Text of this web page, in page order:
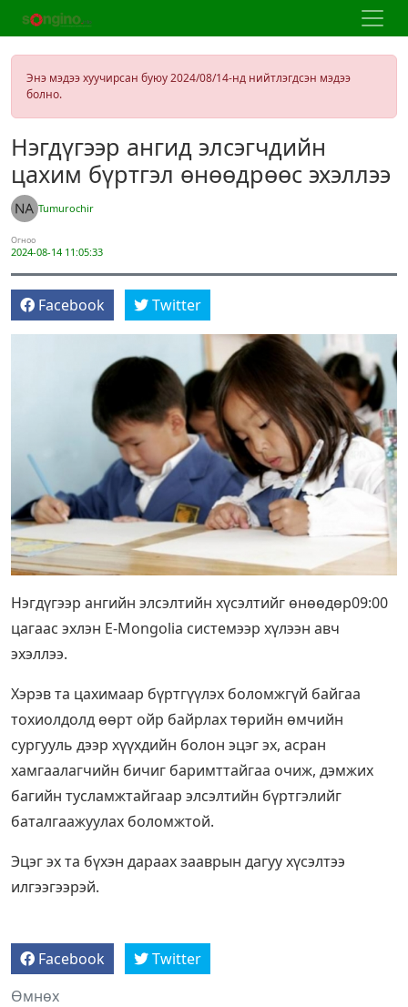
Энэ мэдээ хуучирсан буюу 2024/08/14-нд нийтлэгдсэн мэдээ
болно.
Нэгдүгээр ангид элсэгчдийн
цахим бүртгэл өнөөдрөөс эхэллээ
Tumurochir
Огноо
2024-08-14 11:05:33
Facebook Twitter
Нэгдүгээр ангийн элсэлтийн хүсэлтийг өнөөдөр09:00
цагаас эхлэн E-Mongolia системээр хүлээн авч
эхэллээ.
Хэрэв та цахимаар бүртгүүлэх боломжгүй байгаа
тохиолдолд өөрт ойр байрлах төрийн өмчийн
сургууль дээр хүүхдийн болон эцэг эх, асран
хамгаалагчийн бичиг баримттайгаа очиж, дэмжих
багийн тусламжтайгаар элсэлтийн бүртгэлийг
баталгаажуулах боломжтой.
Эцэг эх та бүхэн дараах зааврын дагуу хүсэлтээ
илгээгээрэй.
Facebook
Twitter
Өмнөх